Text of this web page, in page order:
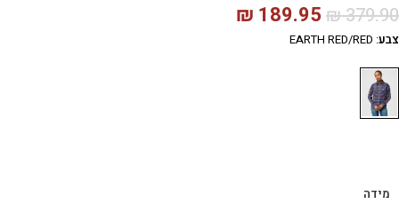
₪379.90
₪ 189.95
צבע:
EARTH RED/RED
מידה